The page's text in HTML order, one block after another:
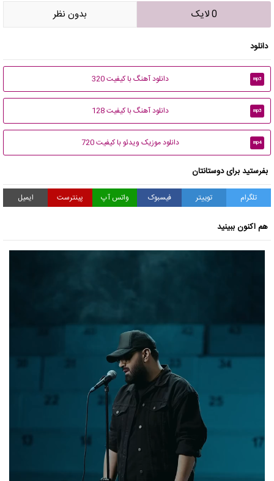
0 لایک بدون نظر
دانلود
mp3 دانلود آهنگ با کیفیت 320
mp3 دانلود آهنگ با کیفیت 128
mp4 دانلود موزیک ویدئو با کیفیت 720
بفرستید برای دوستانتان
تلگرام توییتر فیسبوک واتس آپ پینترست ایمیل
هم اکنون ببینید